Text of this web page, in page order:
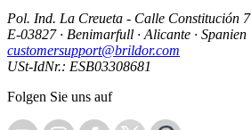
Pol. Ind. La Creueta - Calle Constitución 7
E-03827 · Benimarfull · Alicante · Spanien
customersupport@brildor.com
USt-IdNr.: ESB03308681
Folgen Sie uns auf